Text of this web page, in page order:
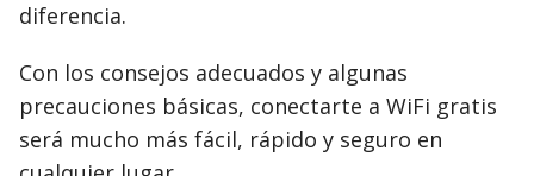
diferencia.
Con los consejos adecuados y algunas
precauciones básicas, conectarte a WiFi gratis
será mucho más fácil, rápido y seguro en